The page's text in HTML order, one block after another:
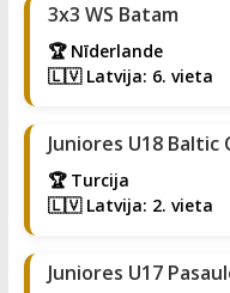
3x3 WS Batam
🏆 Nīderlande
🇱🇻 Latvija: 6. vieta
Juniores U18 Baltic
🏆 Turcija
🇱🇻 Latvija: 2. vieta
Juniores U17